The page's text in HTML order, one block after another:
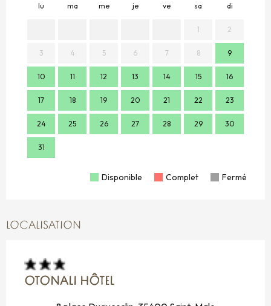
lu ma me je ve sa di
1 2
3 4 5 6 7 8 9
10 11 12 13 14 15 16
17 18 19 20 21 22 23
24 25 26 27 28 29 30
31
Disponible Complet Fermé
LOCALISATION
OTONALI HÔTEL